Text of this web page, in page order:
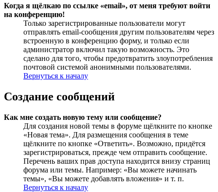
Когда я щёлкаю по ссылке «email», от меня требуют войти
на конференцию!
Только зарегистрированные пользователи могут
отправлять email-сообщения другим пользователям через
встроенную в конференцию форму, и только если
администратор включил такую возможность. Это
сделано для того, чтобы предотвратить злоупотребления
почтовой системой анонимными пользователями.
Вернуться к началу
Создание сообщений
Как мне создать новую тему или сообщение?
Для создания новой темы в форуме щёлкните по кнопке
«Новая тема». Для размещения сообщения в теме
щёлкните по кнопке «Ответить». Возможно, придётся
зарегистрироваться, прежде чем отправить сообщение.
Перечень ваших прав доступа находится внизу страниц
форума или темы. Например: «Вы можете начинать
темы», «Вы можете добавлять вложения» и т. п.
Вернуться к началу